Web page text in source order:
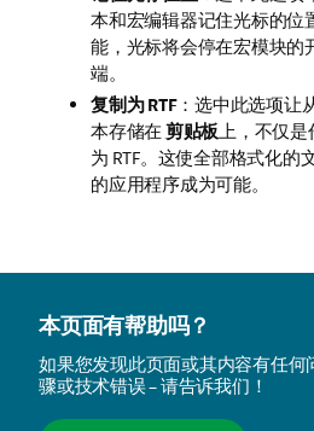
本和宏编辑器记住光标的位
能，光标将会停在宏模块的
端。
复制为 RTF：选中此选项让
本存储在 剪贴板上，不仅是
为 RTF。这使全部格式化的
的应用程序成为可能。
本页面有帮助吗？
如果您发现此页面或其内容有任何
骤或技术错误 – 请告诉我们！